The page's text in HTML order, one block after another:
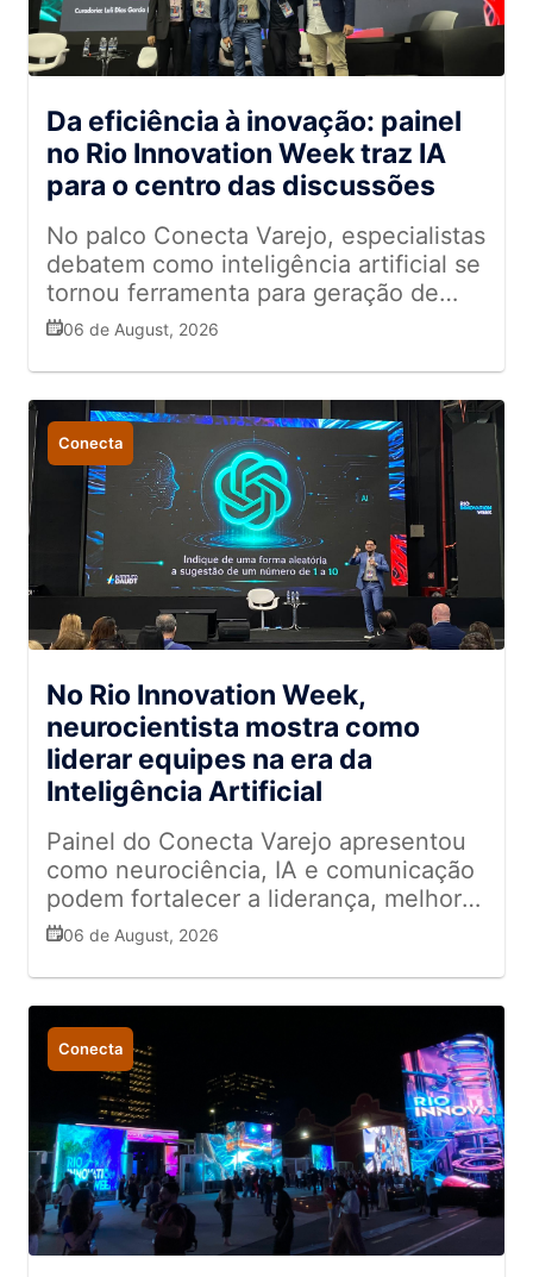
Da eficiência à inovação: painel
no Rio Innovation Week traz IA
para o centro das discussões
No palco Conecta Varejo, especialistas
debatem como inteligência artificial se
tornou ferramenta para geração de
valor
06 de August, 2026
Conecta
No Rio Innovation Week,
neurocientista mostra como
liderar equipes na era da
Inteligência Artificial
Painel do Conecta Varejo apresentou
como neurociência, IA e comunicação
podem fortalecer a liderança, melhorar
a tomada de decisões e impulsionar
06 de August, 2026
Conecta